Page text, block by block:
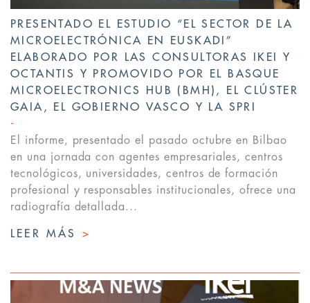
PRESENTADO EL ESTUDIO “EL SECTOR DE LA
MICROELECTRÓNICA EN EUSKADI”
ELABORADO POR LAS CONSULTORAS IKEI Y
OCTANTIS Y PROMOVIDO POR EL BASQUE
MICROELECTRONICS HUB (BMH), EL CLÚSTER
GAIA, EL GOBIERNO VASCO Y LA SPRI
El informe, presentado el pasado octubre en Bilbao
en una jornada con agentes empresariales, centros
tecnológicos, universidades, centros de formación
profesional y responsables institucionales, ofrece una
radiografía detallada...
LEER MÁS >